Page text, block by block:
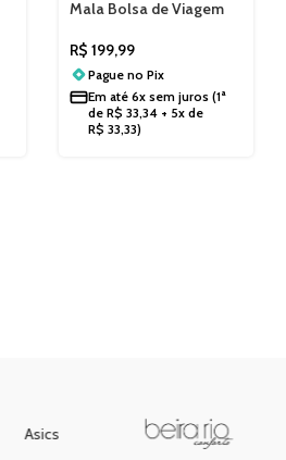
Mala Bolsa de Viagem
SLS4G25
R$ 199,99
Pague no Pix
Em até 6x sem juros (1ª
de R$ 33,34 + 5x de
R$ 33,33)
Asics